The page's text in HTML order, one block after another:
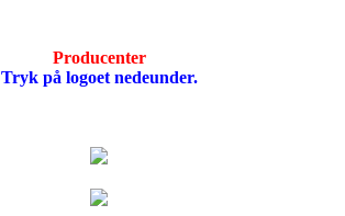
Producenter
Tryk på logoet nedeunder.